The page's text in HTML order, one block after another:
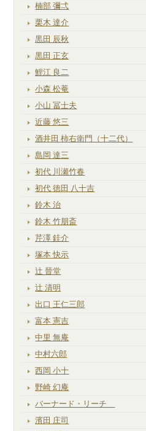
楠部 彌弌
栗木 達介
黒田 辰秋
黒田 正玄
鯉江 良二
小森 松菴
小山 冨士夫
近藤 悠三
酒井田 柿右衛門（十二代）
島岡 達三
初代 川瀬竹春
初代 徳田 八十吉
鈴木 治
鈴木 竹朋斎
芹澤 銈介
塚本 快示
辻 晉堂
辻 清明
出口 王仁三郎
富本 憲吉
中里 無庵
中村六郎
西岡 小十
野崎 幻庵
バーナード・リーチ
濱田 庄司